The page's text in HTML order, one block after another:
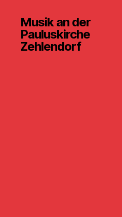
Musik an der
Pauluskirche
Zehlendorf